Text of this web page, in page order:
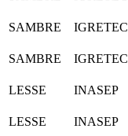
SAMBRE IGRETEC
SAMBRE
IGRETEC
LESSE
INASEP
LESSE
INASEP